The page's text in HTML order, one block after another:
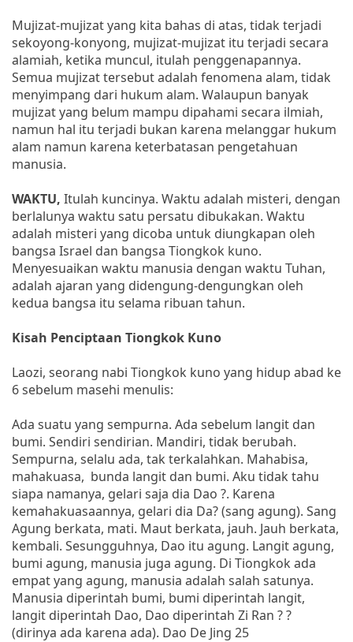
Mujizat-mujizat yang kita bahas di atas, tidak terjadi
sekoyong-konyong, mujizat-mujizat itu terjadi secara
alamiah, ketika muncul, itulah penggenapannya.
Semua mujizat tersebut adalah fenomena alam, tidak
menyimpang dari hukum alam. Walaupun banyak
mujizat yang belum mampu dipahami secara ilmiah,
namun hal itu terjadi bukan karena melanggar hukum
alam namun karena keterbatasan pengetahuan
manusia.
WAKTU, Itulah kuncinya. Waktu adalah misteri, dengan
berlalunya waktu satu persatu dibukakan. Waktu
adalah misteri yang dicoba untuk diungkapan oleh
bangsa Israel dan bangsa Tiongkok kuno.
Menyesuaikan waktu manusia dengan waktu Tuhan,
adalah ajaran yang didengung-dengungkan oleh
kedua bangsa itu selama ribuan tahun.
Kisah Penciptaan Tiongkok Kuno
Laozi, seorang nabi Tiongkok kuno yang hidup abad ke
6 sebelum masehi menulis:
Ada suatu yang sempurna. Ada sebelum langit dan
bumi. Sendiri sendirian. Mandiri, tidak berubah.
Sempurna, selalu ada, tak terkalahkan. Mahabisa,
mahakuasa, bunda langit dan bumi. Aku tidak tahu
siapa namanya, gelari saja dia Dao ?. Karena
kemahakuasaannya, gelari dia Da? (sang agung). Sang
Agung berkata, mati. Maut berkata, jauh. Jauh berkata,
kembali. Sesungguhnya, Dao itu agung. Langit agung,
bumi agung, manusia juga agung. Di Tiongkok ada
empat yang agung, manusia adalah salah satunya.
Manusia diperintah bumi, bumi diperintah langit,
langit diperintah Dao, Dao diperintah Zi Ran ? ?
(dirinya ada karena ada). Dao De Jing 25